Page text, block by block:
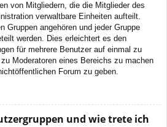
von Mitgliedern, die die Mitglieder des
verwaltbare Einheiten aufteilt.
Gruppen angehören und jeder Gruppe
werden. Dies erleichtert es den
für mehrere Benutzer auf einmal zu
Moderatoren eines Bereichs zu machen
Forum zu geben.
und wie trete ich